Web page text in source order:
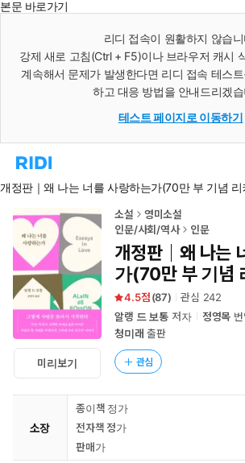
본문 바로가기
리디 접속이 원활하지 않습
강제 새로 고침(Ctrl + F5)이나 브라우저 캐시
계속해서 문제가 발생한다면 리디 접속 테스
하고 대응 방법을 안내드리겠
테스트 페이지로 이동하기
리
홈
로
동
개정판｜왜 나는 너를 사랑하는가(70만 부 기념
미리보기
소설
영미소설
인문/사회/역사
인문
개정판｜왜 나는
가(70만 부 기념
4.5 (87) 관심 242
알랭 드 보통 저자 정영목 번
청미래 출판
관심
소장
종이책 정가
전자책 정가
판매가